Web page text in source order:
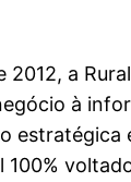
2012, a
à
estratégica
100%